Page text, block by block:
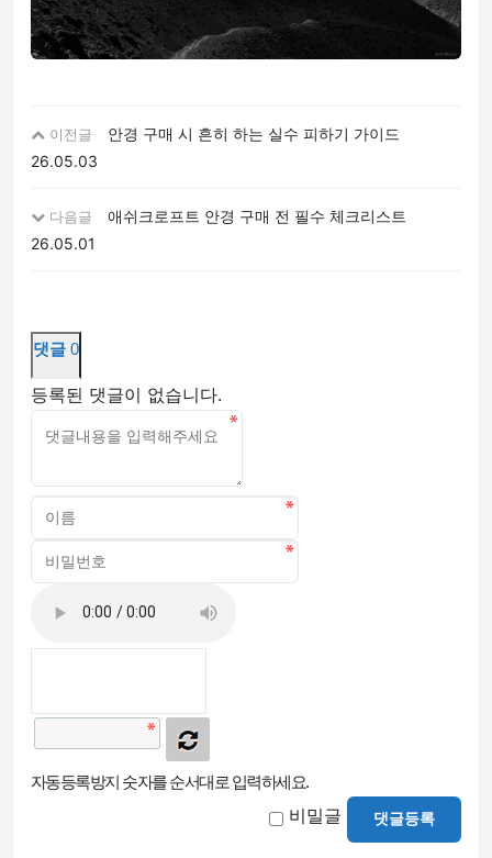
이전글
안경 구매 시 흔히 하는 실수 피하기 가이드
26.05.03
다음글
애쉬크로프트 안경 구매 전 필수 체크리스트
26.05.01
댓글 0
등록된 댓글이 없습니다.
자동등록방지 숫자를 순서대로 입력하세요.
비밀글 댓글등록